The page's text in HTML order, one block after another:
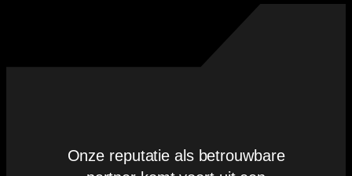
Onze reputatie als betrouwbare